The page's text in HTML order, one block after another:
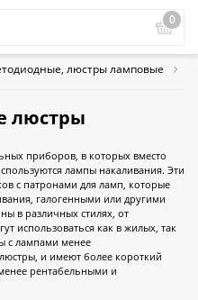
0
люстры ламповые
люстры
приборов, в которых вместо
лампы накаливания. Эти
с патронами для ламп, которые
галогенными или другими
в различных стилях, от
использоваться как в жилых, так
с лампами менее
и имеют более короткий
рентабельными и